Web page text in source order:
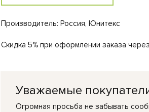
Производитель: Россия, Юнитекс
Скидка 5% при оформлении заказа
Уважаемые
Огромная просьба не забывать